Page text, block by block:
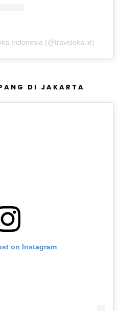
Indonesia (@traveloka.id)
DI JAKARTA
on Instagram